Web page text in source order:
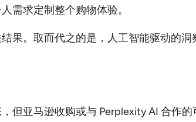
需求定制整个购物体验。
果。取而代之的是，人工智能驱动的
但亚马逊收购或与 Perplexity AI 合作